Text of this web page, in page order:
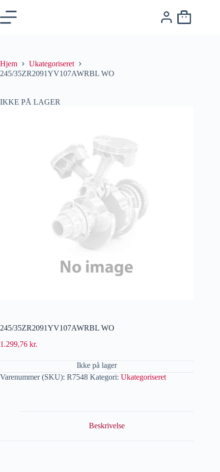
Hjem
Ukategoriseret
245/35ZR2091YV107AWRBL WO
IKKE PÅ LAGER
245/35ZR2091YV107AWRBL WO
1.299,76 kr.
Ikke på lager
Varenummer (SKU): R7548 Kategori: Ukategoriseret
Beskrivelse